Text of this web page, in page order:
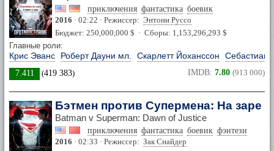
приключения фантастика боевик
2016 · 02:22 · Режиссер: Энтони Руссо
Бюджет: 250,000,000 $ · Сборы: 1,153,296,293 $
Главные роли:
Крис Эванс Роберт Дауни мл. Скарлетт Йоханссон Себастиан
7.411 (419 383) IMDB: 7.80 (913 000)
Бэтмен против Супермена: На заре
Batman v Superman: Dawn of Justice
приключения фантастика боевик фэнтези
2016 · 02:33 · Режиссер: Зак Снайдер